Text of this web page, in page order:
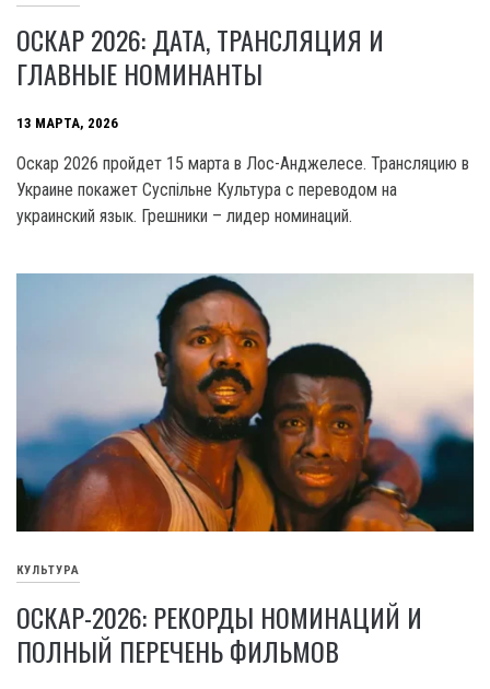
ОСКАР 2026: ДАТА, ТРАНСЛЯЦИЯ И
ГЛАВНЫЕ НОМИНАНТЫ
13 МАРТА, 2026
Оскар 2026 пройдет 15 марта в Лос-Анджелесе. Трансляцию в
Украине покажет Суспільне Культура с переводом на
украинский язык. Грешники – лидер номинаций.
КУЛЬТУРА
ОСКАР-2026: РЕКОРДЫ НОМИНАЦИЙ И
ПОЛНЫЙ ПЕРЕЧЕНЬ ФИЛЬМОВ